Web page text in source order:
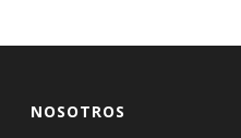
NOSOTROS